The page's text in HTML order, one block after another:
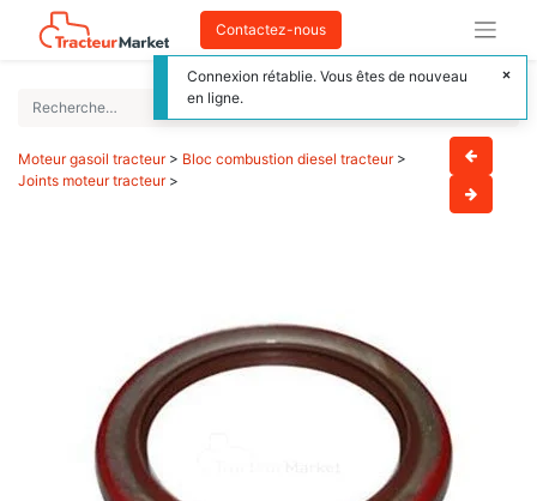
Contactez-nous
Moteur gasoil tracteur> Bloc combustion diesel tracteur>
Joints moteur tracteur>
Connexion rétablie. Vous êtes de nouveau
en ligne.